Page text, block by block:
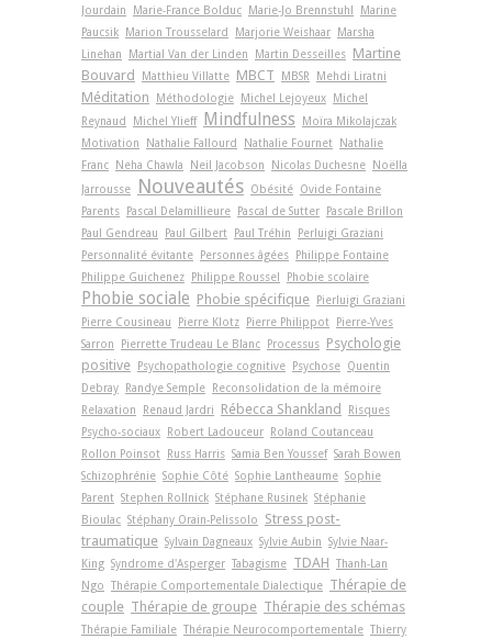
Jourdain
Marie-France Bolduc Marie-Jo Brennstuhl
Marine
Paucsik Marion Trousselard Marjorie Weishaar Marsha
Linehan
Martial Van der Linden Martin Desseilles Martine
Bouvard
Matthieu Villatte MBCT MBSR Mehdi Liratni
Méditation Méthodologie Michel Lejoyeux Michel
Reynaud
Michel Ylieff Mindfulness
Moïra Mikolajczak
Motivation
Nathalie Fallourd Nathalie Fournet Nathalie
Franc Neha Chawla Neil Jacobson Nicolas Duchesne Noëlla
Jarrousse
Nouveautés Obésité Ovide Fontaine
Parents Pascal Delamillieure Pascal de Sutter Pascale Brillon
Paul Gendreau
Paul Gilbert Paul Tréhin
Perluigi Graziani
Personnalité évitante Personnes âgées Philippe Fontaine
Philippe Guichenez Philippe Roussel Phobie scolaire
Phobie sociale Phobie spécifique Pierluigi Graziani
Pierre Cousineau
Pierre Klotz Pierre Philippot Pierre-Yves
Sarron
Pierrette Trudeau Le Blanc Processus Psychologie
positive Psychopathologie cognitive Psychose Quentin
Debray Randye Semple Reconsolidation de la mémoire
Relaxation
Renaud Jardri Rébecca Shankland
Risques
Psycho-sociaux Robert Ladouceur Roland Coutanceau
Rollon Poinsot Russ Harris Samia Ben Youssef Sarah Bowen
Schizophrénie Sophie Côté Sophie Lantheaume Sophie
Parent Stephen Rollnick Stéphane Rusinek Stéphanie
Bioulac Stéphany Orain-Pelissolo
Stress post-
traumatique Sylvain Dagneaux Sylvie Aubin Sylvie Naar-
King Syndrome d'Asperger Tabagisme TDAH Thanh-Lan
Ngo Thérapie Comportementale Dialectique Thérapie de
couple Thérapie de groupe Thérapie des schémas
Thérapie Familiale Thérapie Neurocomportementale Thierry